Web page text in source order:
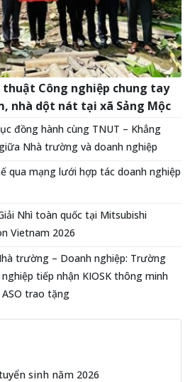
Công nghiệp chung tay
nhà dột nát tại xã Sảng Mộc
đồng hành cùng TNUT – Khẳng
Nhà trường và doanh nghiệp
qua mạng lưới hợp tác doanh nghiệp
Nhì toàn quốc tại Mitsubishi
Vietnam 2026
trường – Doanh nghiệp: Trường
tiếp nhận KIOSK thông minh
trao tặng
sinh năm 2026